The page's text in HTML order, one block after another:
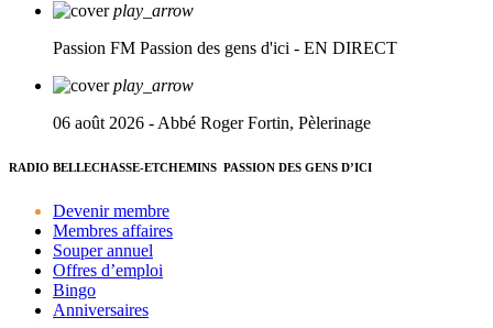
play_arrow
Passion FM Passion des gens d'ici - EN DIRECT
play_arrow
06 août 2026 - Abbé Roger Fortin, Pèlerinage
RADIO BELLECHASSE-ETCHEMINS PASSION DES GENS D’ICI
Devenir membre
Membres affaires
Souper annuel
Offres d’emploi
Bingo
Anniversaires